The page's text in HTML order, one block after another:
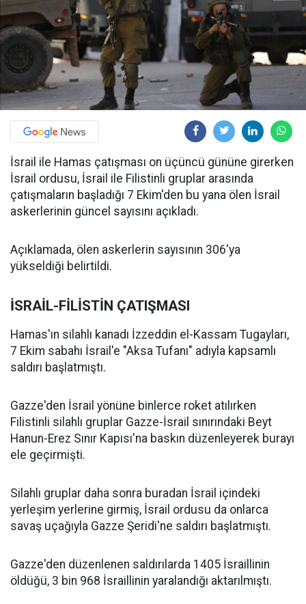
İsrail ile Hamas çatışması on üçüncü gününe girerken
İsrail ordusu, İsrail ile Filistinli gruplar arasında
çatışmaların başladığı 7 Ekim'den bu yana ölen İsrail
askerlerinin güncel sayısını açıkladı.
Açıklamada, ölen askerlerin sayısının 306'ya
yükseldiği belirtildi.
İSRAİL-FİLİSTİN ÇATIŞMASI
Hamas'ın silahlı kanadı İzzeddin el-Kassam Tugayları,
7 Ekim sabahı İsrail'e "Aksa Tufanı" adıyla kapsamlı
saldırı başlatmıştı.
Gazze'den İsrail yönüne binlerce roket atılırken
Filistinli silahlı gruplar Gazze-İsrail sınırındaki Beyt
Hanun-Erez Sınır Kapısı'na baskın düzenleyerek burayı
ele geçirmişti.
Silahlı gruplar daha sonra buradan İsrail içindeki
yerleşim yerlerine girmiş, İsrail ordusu da onlarca
savaş uçağıyla Gazze Şeridi'ne saldırı başlatmıştı.
Gazze'den düzenlenen saldırılarda 1405 İsraillinin
öldüğü, 3 bin 968 İsraillinin yaralandığı aktarılmıştı.